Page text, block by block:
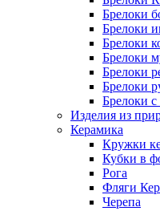
Брелоки
Брелоки
Брелоки
Брелоки
Брелоки
Брелоки
Брелоки
Изделия из
Керамика
Кружки
Кубки в
Рога
Фляги
Черепа